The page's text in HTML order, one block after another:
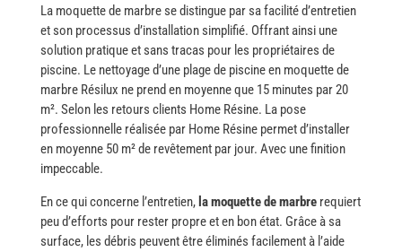
La moquette de marbre se distingue par sa facilité d’entretien
et son processus d’installation simplifié. Offrant ainsi une
solution pratique et sans tracas pour les propriétaires de
piscine. Le nettoyage d’une plage de piscine en moquette de
marbre Résilux ne prend en moyenne que 15 minutes par 20
m². Selon les retours clients Home Résine. La pose
professionnelle réalisée par Home Résine permet d’installer
en moyenne 50 m² de revêtement par jour. Avec une finition
impeccable.
En ce qui concerne l’entretien, la moquette de marbrerequiert
peu d’efforts pour rester propre et en bon état. Grâce à sa
surface, les débris peuvent être éliminés facilement à l’aide